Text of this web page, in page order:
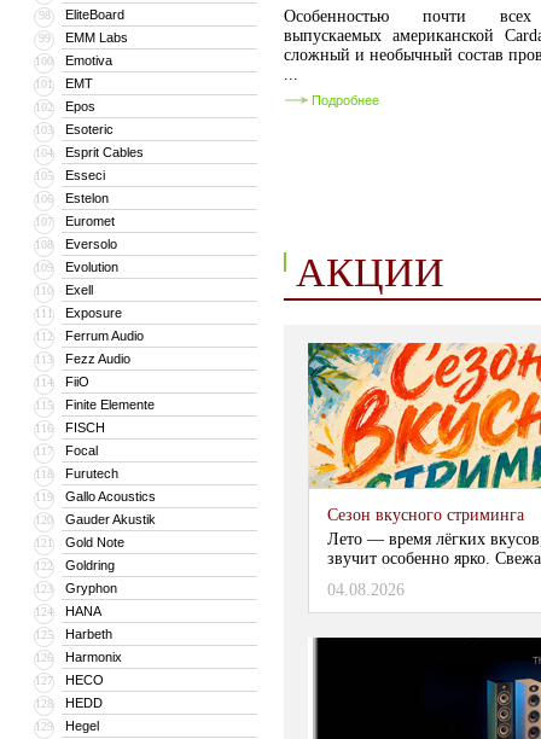
98 EliteBoard
99 EMM Labs
100 Emotiva
101 EMT
102 Epos
103 Esoteric
104 Esprit Cables
105 Esseci
106 Estelon
107 Euromet
108 Eversolo
109 Evolution
110 Exell
111 Exposure
112 Ferrum Audio
113 Fezz Audio
114 FiiO
115 Finite Elemente
116 FISCH
117 Focal
118 Furutech
119 Gallo Acoustics
120 Gauder Akustik
121 Gold Note
122 Goldring
123 Gryphon
124 HANA
125 Harbeth
126 Harmonix
127 HECO
128 HEDD
129 Hegel
Особенностью почти всех
выпускаемых американской
сложный и необычный состав
...
Подробнее
АКЦИИ
Сезон вкусного стриминга
Лето — время лёгких
звучит особенно ярко.
04.08.2026